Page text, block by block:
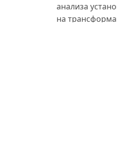
анализа
на